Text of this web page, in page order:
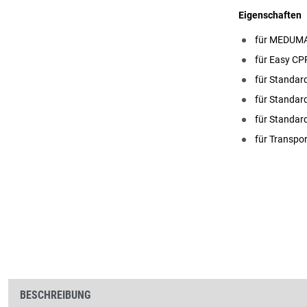
Eigenschaften
für
für Easy
für Standard
für
für
für
BESCHREIBUNG